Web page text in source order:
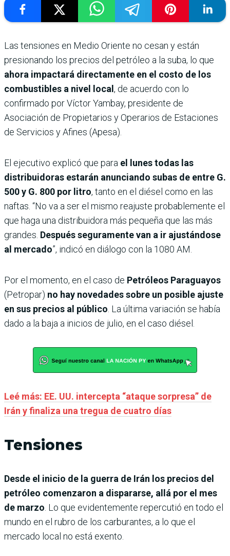
Las tensiones en Medio Oriente no cesan y están
presionando los precios del petróleo a la suba, lo que
ahora impactará directamente en el costo de los
combustibles a nivel local , de acuerdo con lo
confirmado por Víctor Yambay, presidente de
Asociación de Propietarios y Operarios de Estaciones
de Servicios y Afines (Apesa).
El ejecutivo explicó que para el lunes todas las
distribuidoras estarán anunciando subas de entre G.
500 y G. 800 por litro, tanto en el diésel como en las
naftas. “No va a ser el mismo reajuste probablemente el
que haga una distribuidora más pequeña que las más
grandes. Después seguramente van a ir ajustándose
al mercado”, indicó en diálogo con la 1080 AM.
Por el momento, en el caso de Petróleos Paraguayos
(Petropar) no hay novedades sobre un posible ajuste
en sus precios al público . La última variación se había
dado a la baja a inicios de julio, en el caso diésel.
Leé más: EE. UU. intercepta “ataque sorpresa” de
Irán y finaliza una tregua de cuatro días
Tensiones
Desde el inicio de la guerra de Irán los precios del
petróleo comenzaron a dispararse, allá por el mes
de marzo . Lo que evidentemente repercutió en todo el
mundo en el rubro de los carburantes, a lo que el
mercado local no está exento.